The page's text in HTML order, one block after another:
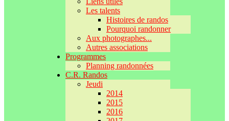
Les talents
Histoires de randos
Pourquoi randonner
Aux photographes...
Autres associations
Programmes
Planning randonnées
C.R. Randos
Jeudi
2014
2015
2016